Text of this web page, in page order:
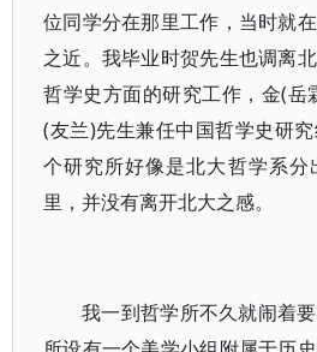
位同学分在那里工作，当时就
之近。我毕业时贺先生也调离
哲学史方面的研究工作，金(岳
(友兰)先生兼任中国哲学史研
个研究所好像是北大哲学系
里，并没有离开北大之感。
我一到哲学所不久就闹着